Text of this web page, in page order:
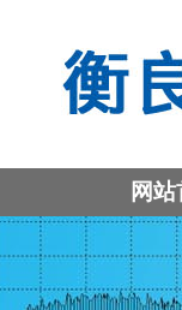
网